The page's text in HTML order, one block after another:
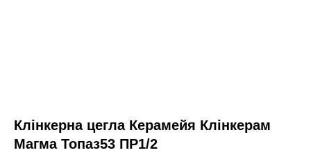
Клінкерна цегла Керамейя Клінкерам
Магма Топаз53 ПР1/2